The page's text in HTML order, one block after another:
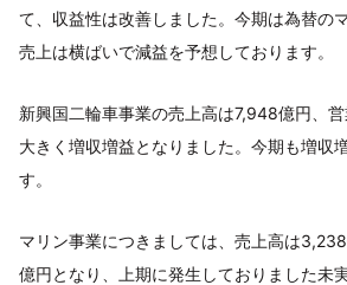
て、収益性は改善しました。今期は為替の
売上は横ばいで減益を予想しております。
新興国二輪車事業の売上高は7,948億円、営
大きく増収増益となりました。今期も増収
す。
マリン事業につきましては、売上高は
億円となり、上期に発生しておりました未